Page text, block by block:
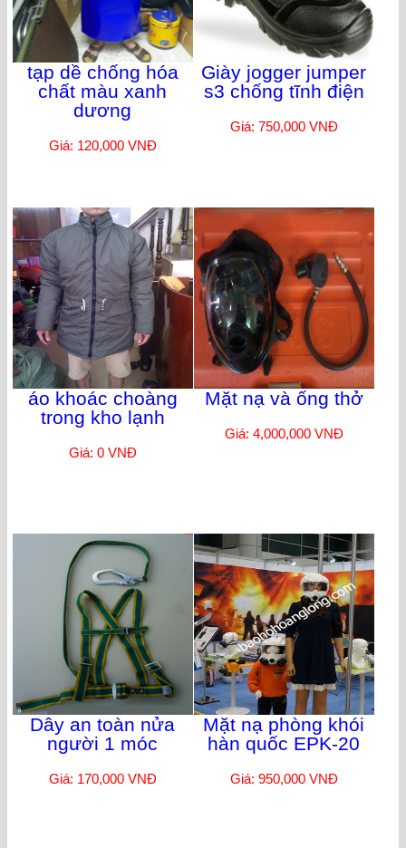
tạp dề chống hóa
chất màu xanh
dương
Giá: 120,000 VNĐ
Giày jogger jumper
s3 chống tĩnh điện
Giá: 750,000 VNĐ
áo khoác choàng
trong kho lạnh
Giá: 0 VNĐ
Mặt nạ và ống thở
Giá: 4,000,000 VNĐ
Dây an toàn nửa
người 1 móc
Giá: 170,000 VNĐ
Mặt nạ phòng khói
hàn quốc EPK-20
Giá: 950,000 VNĐ